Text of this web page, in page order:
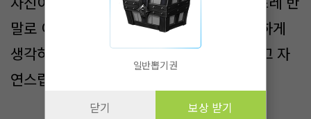
말로 이들을 대하고 있었지만, 누구도 불편하게
생각하지 않았기에, 자준 또한 의식하지 않고 자
연스럽게 하대를 하고 있다.
일반뽑기권
닫기 보상 받기